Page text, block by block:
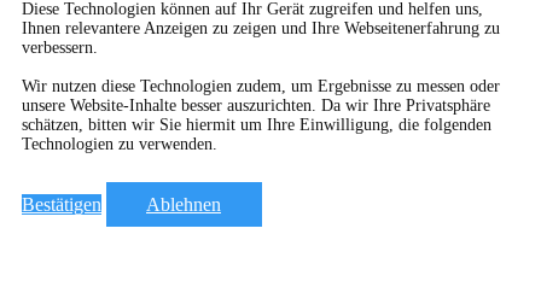
Diese Technologien können auf Ihr Gerät zugreifen und helfen uns,
Ihnen relevantere Anzeigen zu zeigen und Ihre Webseitenerfahrung zu
verbessern.
Wir nutzen diese Technologien zudem, um Ergebnisse zu messen oder
unsere Website-Inhalte besser auszurichten. Da wir Ihre Privatsphäre
schätzen, bitten wir Sie hiermit um Ihre Einwilligung, die folgenden
Technologien zu verwenden.
Bestätigen Ablehnen